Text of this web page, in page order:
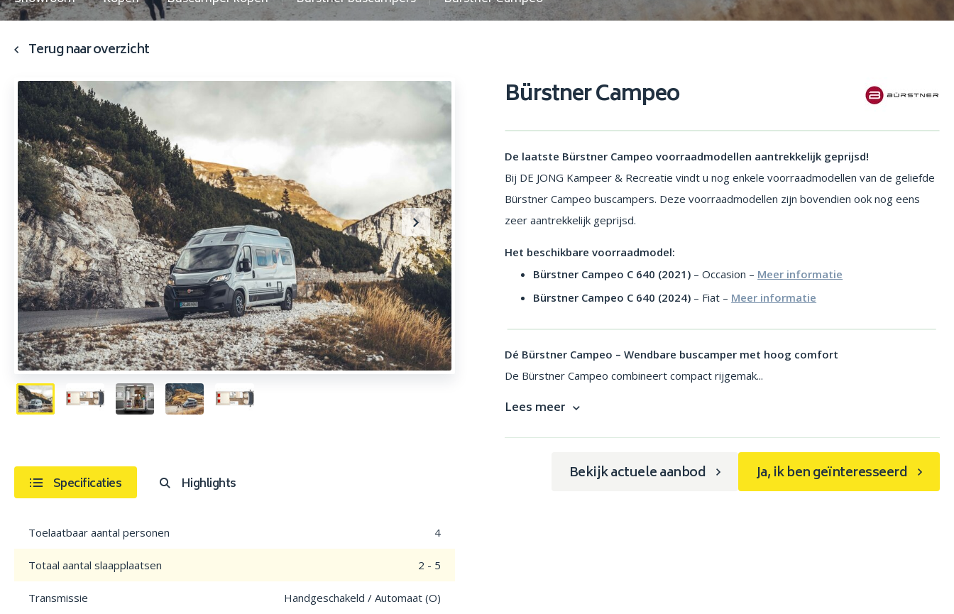
Terug naar overzicht
Indeling: Bürstner Campeo C 640
Specificaties Highlights
Toelaatbaar aantal personen 4
Totaal aantal slaapplaatsen 2 - 5
Transmissie Handgeschakeld / Automaat (O)
Bürstner Campeo
De laatste Bürstner Campeo voorraadmodellen aantrekkelijk geprijsd!
Bij DE JONG Kampeer & Recreatie vindt u nog enkele voorraadmodellen van de geliefde
Bürstner Campeo buscampers. Deze voorraadmodellen zijn bovendien ook nog eens
zeer aantrekkelijk geprijsd.
Het beschikbare voorraadmodel:
Bürstner Campeo C 640 (2021) – Occasion – Meer informatie
Bürstner Campeo C 640 (2024) – Fiat – Meer informatie
Dé Bürstner Campeo – Wendbare buscamper met hoog comfort
De Bürstner Campeo combineert compact rijgemak...
Lees meer
Bekijk actuele aanbod Ja, ik ben geïnteresseerd